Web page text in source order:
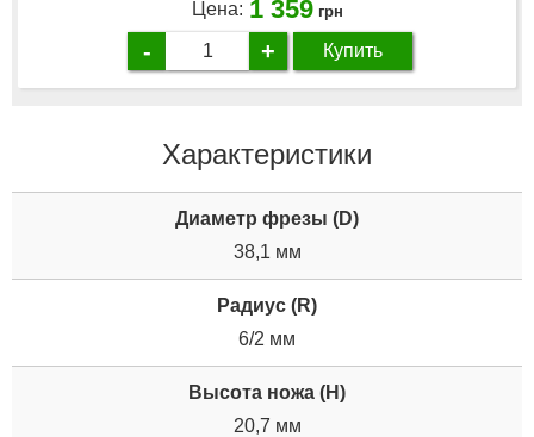
Цена: 1 359 грн
- + Купить
Характеристики
Диаметр фрезы (D)
38,1 мм
Радиус (R)
6/2 мм
Высота ножа (H)
20,7 мм